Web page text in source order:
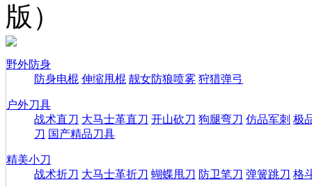
版）
野外防身
防身电棍 伸缩甩棍 靓女防狼喷雾 狩猎弹弓
户外刀具
战术直刀 大马士革直刀 开山砍刀 狗腿弯刀 仿品军刺 极
刀 国产精品刀具
精美小刀
战术折刀 大马士革折刀 蝴蝶甩刀 防卫笔刀 弹簧跳刀 格